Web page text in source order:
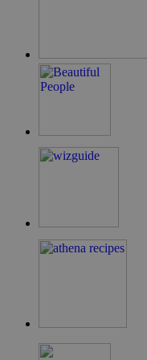
takeOverCookie